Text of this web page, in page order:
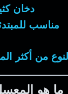
دخان
مناسب
من أكثر
ما هو